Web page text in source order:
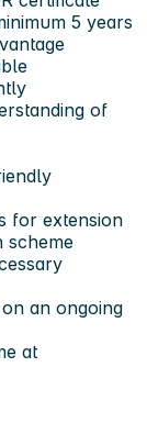
5 years
of
for extension
scheme
an ongoing
at